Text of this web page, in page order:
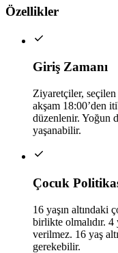
Özellikler
Giriş Zamanı
Ziyaretçiler,
akşam 18:00’den
düzenlenir. Yoğun
yaşanabilir.
Çocuk
16 yaşın altındaki
birlikte olmalıdır. 4
verilmez. 16 yaş
gerekebilir.